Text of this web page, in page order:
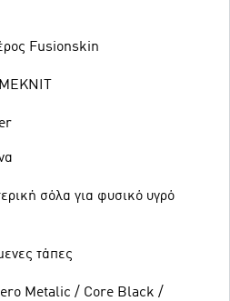
Fusionskin
σόλα για φυσικό υγρό
τάπες
Metalic / Core Black /